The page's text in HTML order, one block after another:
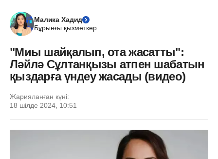
Малика Хадид
Бұрынғы қызметкер
"Миы шайқалып, ота жасатты":
Ләйлә Сұлтанқызы атпен шабатын
қыздарға үндеу жасады (видео)
Жарияланған күні:
18 шілде 2024, 10:51